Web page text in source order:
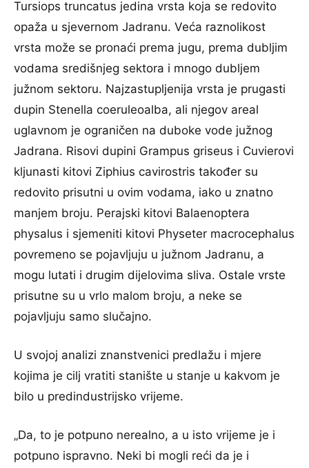
Tursiops truncatus jedina vrsta koja se redovito
opaža u sjevernom Jadranu. Veća raznolikost
vrsta može se pronaći prema jugu, prema dubljim
vodama središnjeg sektora i mnogo dubljem
južnom sektoru. Najzastupljenija vrsta je prugasti
dupin Stenella coeruleoalba, ali njegov areal
uglavnom je ograničen na duboke vode južnog
Jadrana. Risovi dupini Grampus griseus i Cuvierovi
kljunasti kitovi Ziphius cavirostris također su
redovito prisutni u ovim vodama, iako u znatno
manjem broju. Perajski kitovi Balaenoptera
physalus i sjemeniti kitovi Physeter macrocephalus
povremeno se pojavljuju u južnom Jadranu, a
mogu lutati i drugim dijelovima sliva. Ostale vrste
prisutne su u vrlo malom broju, a neke se
pojavljuju samo slučajno.
U svojoj analizi znanstvenici predlažu i mjere
kojima je cilj vratiti stanište u stanje u kakvom je
bilo u predindustrijsko vrijeme.
„Da, to je potpuno nerealno, a u isto vrijeme je i
potpuno ispravno. Neki bi mogli reći da je i